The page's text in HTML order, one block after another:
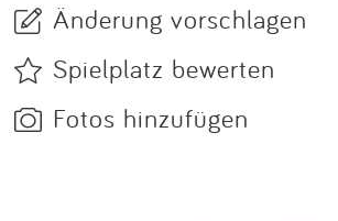
Änderung vorschlagen
Spielplatz bewerten
Fotos hinzufügen